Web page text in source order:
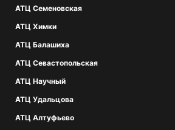
АТЦ Семеновская
АТЦ Химки
АТЦ Балашиха
АТЦ Севастопольская
АТЦ Научный
АТЦ Удальцова
АТЦ Алтуфьево